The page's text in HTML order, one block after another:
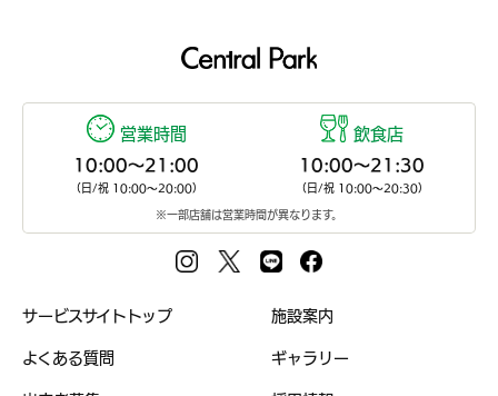
営業時間
10:00〜21:00
（日/祝 10:00〜20:00）
飲食店
10:00〜21:30
（日/祝 10:00〜20:30）
※一部店舗は営業時間が異なります。
サービスサイトトップ 施設案内
よくある質問 ギャラリー